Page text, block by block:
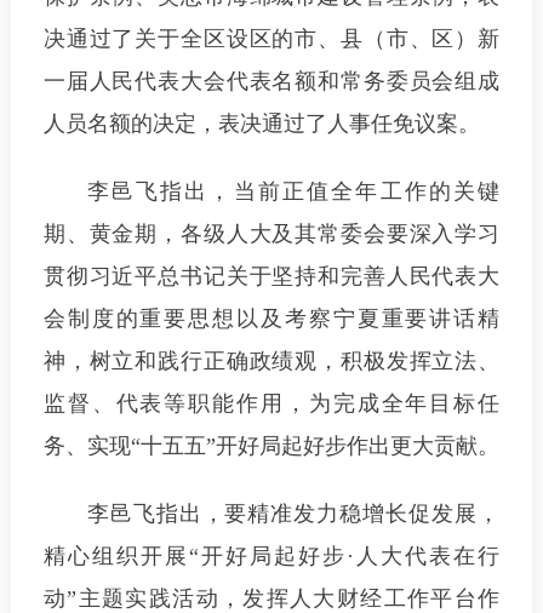
决通过了关于全区设区的市、县（市、区）新
一届人民代表大会代表名额和常务委员会组成
人员名额的决定，表决通过了人事任免议案。
李邑飞指出，当前正值全年工作的关键
期、黄金期，各级人大及其常委会要深入学习
贯彻习近平总书记关于坚持和完善人民代表大
会制度的重要思想以及考察宁夏重要讲话精
神，树立和践行正确政绩观，积极发挥立法、
监督、代表等职能作用，为完成全年目标任
务、实现“十五五”开好局起好步作出更大贡献。
李邑飞指出，要精准发力稳增长促发展，
精心组织开展“开好局起好步·人大代表在行
动”主题实践活动，发挥人大财经工作平台作